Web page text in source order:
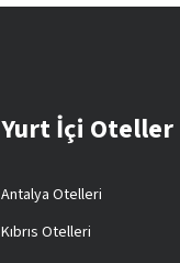
Yurt İçi Oteller
Antalya Otelleri
Kıbrıs Otelleri